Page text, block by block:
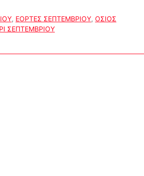
, ΕΟΡΤΕΣ ΣΕΠΤΕΜΒΡΙΟΥ, ΟΣΙΟΣ
ΣΕΠΤΕΜΒΡΙΟΥ